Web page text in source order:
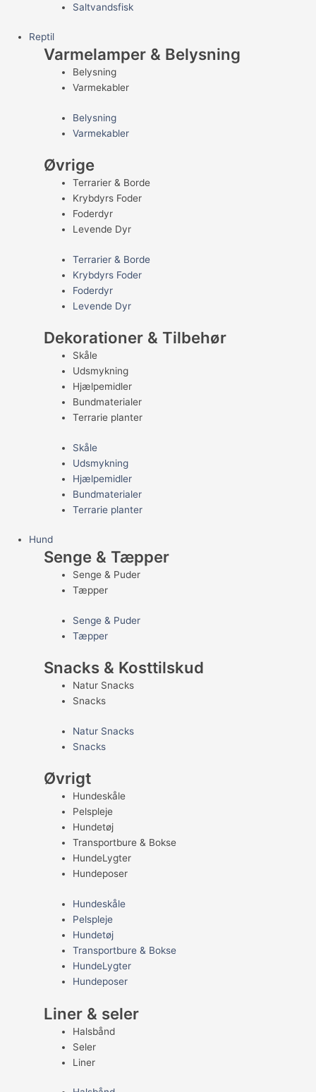
Saltvandsfisk
Reptil
Varmelamper & Belysning
Belysning
Varmekabler
Belysning
Varmekabler
Øvrige
Terrarier & Borde
Krybdyrs Foder
Foderdyr
Levende Dyr
Terrarier & Borde
Krybdyrs Foder
Foderdyr
Levende Dyr
Dekorationer & Tilbehør
Skåle
Udsmykning
Hjælpemidler
Bundmaterialer
Terrarie planter
Skåle
Udsmykning
Hjælpemidler
Bundmaterialer
Terrarie planter
Hund
Senge & Tæpper
Senge & Puder
Tæpper
Senge & Puder
Tæpper
Snacks & Kosttilskud
Natur Snacks
Snacks
Natur Snacks
Snacks
Øvrigt
Hundeskåle
Pelspleje
Hundetøj
Transportbure & Bokse
HundeLygter
Hundeposer
Hundeskåle
Pelspleje
Hundetøj
Transportbure & Bokse
HundeLygter
Hundeposer
Liner & seler
Halsbånd
Seler
Liner